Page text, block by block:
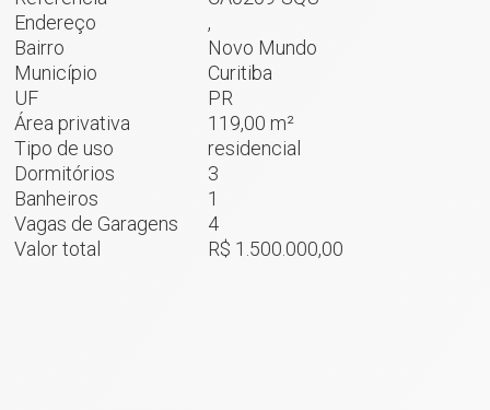
Endereço
,
Bairro
Novo Mundo
Município
Curitiba
UF
PR
Área privativa
119,00 m²
Tipo de uso
residencial
Dormitórios
3
Banheiros
1
Vagas de Garagens
4
Valor total
R$ 1.500.000,00